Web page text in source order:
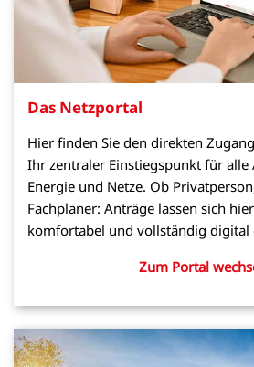
Das Netzportal
Hier finden Sie den direkten
Ihr zentraler Einstiegspunkt für
Energie und Netze. Ob
Fachplaner: Anträge lassen sich
komfortabel und vollständig digital
Zum Portal